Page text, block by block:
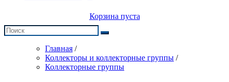
Корзина пуста
Главная /
Коллекторы и коллекторные группы /
Коллекторные группы